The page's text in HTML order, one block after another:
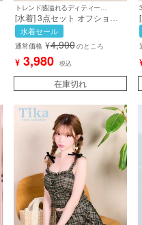
[水着] 3点セット オフショル
ダー パフスリーブ シャーリン
グ ビスチェ風 ハイウエスト
サイド編み上げ ハイウエスト
体型カバー 二の腕 ヘルシー
ブラウン ビキニ (中尾みほ着
用) [tk-sw2012]
水着セール
通常価格 ¥4,900のところ
¥ 3,980 税込
在庫切れ